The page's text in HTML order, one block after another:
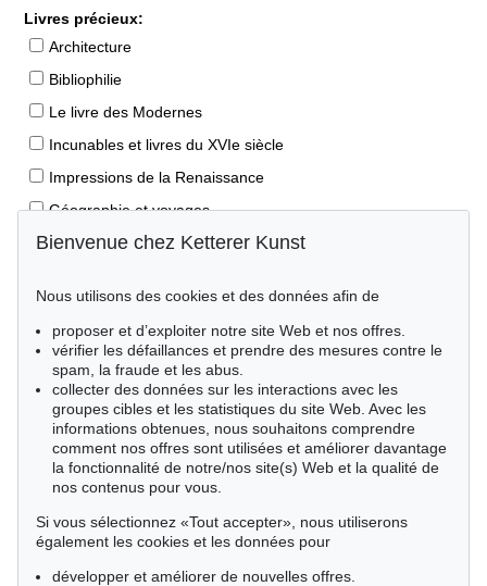
Livres précieux:
Architecture
Bibliophilie
Le livre des Modernes
Incunables et livres du XVIe siècle
Impressions de la Renaissance
Géographie et voyages
Éditions princeps
Livres pour enfants
Style de vie
Événements clés des sciences naturelles
Littérature mondiale
Littérature économique
Cimélie
Bienvenue chez Ketterer Kunst
Nous utilisons des cookies et des données afin de
proposer et d’exploiter notre site Web et nos offres.
vérifier les défaillances et prendre des mesures contre le
spam, la fraude et les abus.
collecter des données sur les interactions avec les
groupes cibles et les statistiques du site Web. Avec les
informations obtenues, nous souhaitons comprendre
comment nos offres sont utilisées et améliorer davantage
la fonctionnalité de notre/nos site(s) Web et la qualité de
nos contenus pour vous.
Si vous sélectionnez «Tout accepter», nous utiliserons
également les cookies et les données pour
développer et améliorer de nouvelles offres.